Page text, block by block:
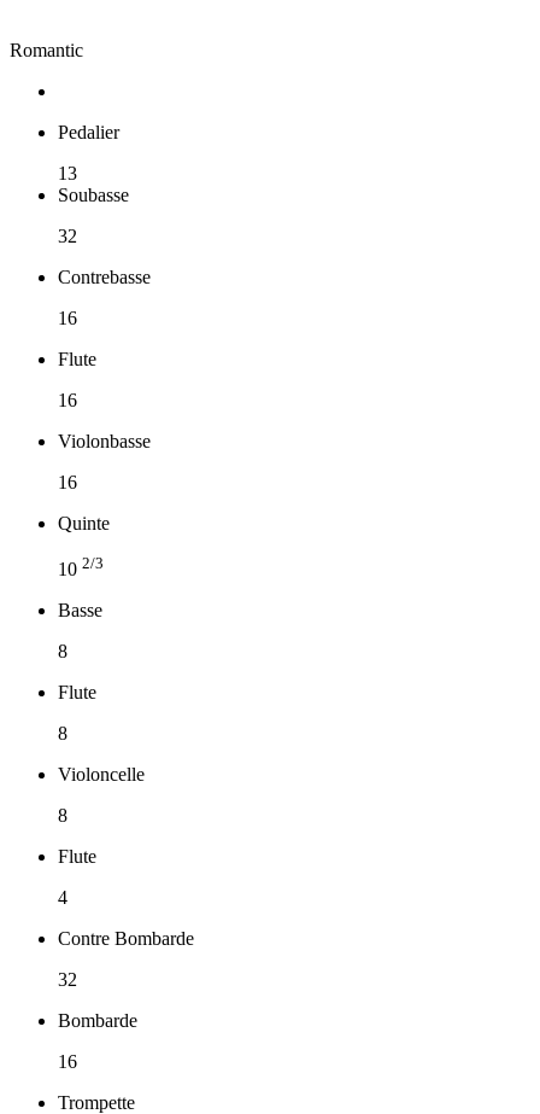
Romantic
Pedalier
13
Soubasse
32
Contrebasse
16
Flute
16
Violonbasse
16
Quinte
10 2/3
Basse
8
Flute
8
Violoncelle
8
Flute
4
Contre Bombarde
32
Bombarde
16
Trompette